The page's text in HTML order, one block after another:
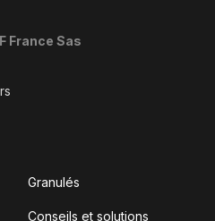
France Sas
Granulés
Conseils et solutions